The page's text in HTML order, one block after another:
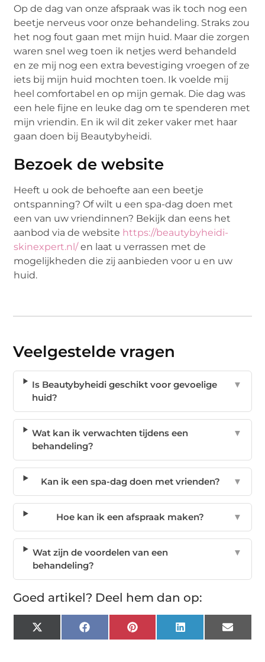
Op de dag van onze afspraak was ik toch nog een
beetje nerveus voor onze behandeling. Straks zou
het nog fout gaan met mijn huid. Maar die zorgen
waren snel weg toen ik netjes werd behandeld
en ze mij nog een extra bevestiging vroegen of ze
iets bij mijn huid mochten toen. Ik voelde mij
heel comfortabel en op mijn gemak. Die dag was
een hele fijne en leuke dag om te spenderen met
mijn vriendin. En ik wil dit zeker vaker met haar
gaan doen bij Beautybyheidi.
Bezoek de website
Heeft u ook de behoefte aan een beetje
ontspanning? Of wilt u een spa-dag doen met
een van uw vriendinnen? Bekijk dan eens het
aanbod via de website https://beautybyheidi-
skinexpert.nl/en laat u verrassen met de
mogelijkheden die zij aanbieden voor u en uw
huid.
Veelgestelde vragen
Is Beautybyheidi geschikt voor gevoelige
huid?
▼
Wat kan ik verwachten tijdens een
behandeling?
▼
Kan ik een spa-dag doen met vrienden? ▼
Hoe kan ik een afspraak maken? ▼
Wat zijn de voordelen van een
behandeling?
▼
Goed artikel? Deel hem dan op:
X
(Twitter)
Facebook Pinterest LinkedIn Email